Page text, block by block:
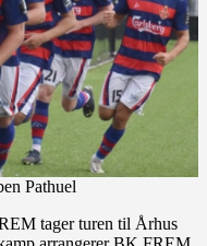
Pathuel
tager turen til Århus